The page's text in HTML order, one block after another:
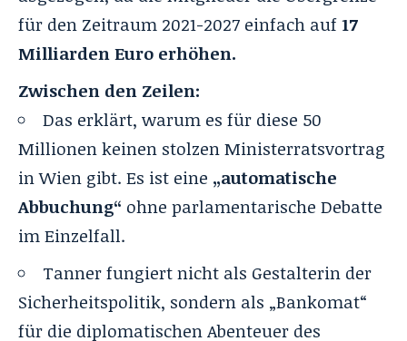
für den Zeitraum 2021-2027 einfach auf17
Milliarden Euro erhöhen.
Zwischen den Zeilen:
Das erklärt, warum es für diese 50
Millionen keinen stolzen Ministerratsvortrag
in Wien gibt. Es ist eine „automatische
Abbuchung“ ohne parlamentarische Debatte
im Einzelfall.
Tanner fungiert nicht als Gestalterin der
Sicherheitspolitik, sondern als „Bankomat“
für die diplomatischen Abenteuer des